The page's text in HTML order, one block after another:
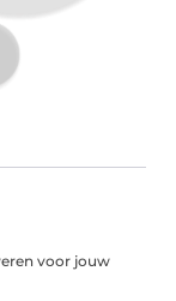
voor jouw